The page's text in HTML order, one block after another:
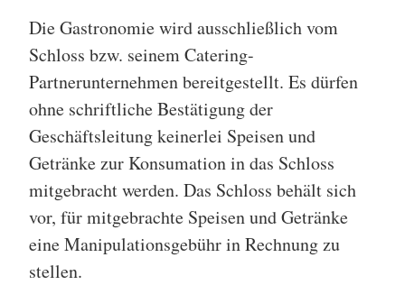
Die Gastronomie wird ausschließlich vom
Schloss bzw. seinem Catering-
Partnerunternehmen bereitgestellt. Es dürfen
ohne schriftliche Bestätigung der
Geschäftsleitung keinerlei Speisen und
Getränke zur Konsumation in das Schloss
mitgebracht werden. Das Schloss behält sich
vor, für mitgebrachte Speisen und Getränke
eine Manipulationsgebühr in Rechnung zu
stellen.